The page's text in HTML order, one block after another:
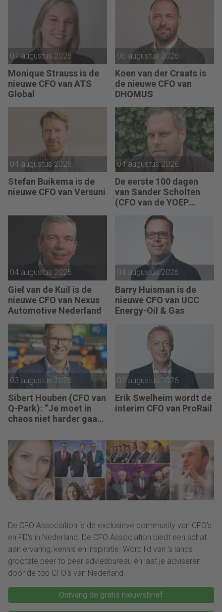
07 augustus 2026
Monique Strauss is de
nieuwe CFO van ATS
Global
06 augustus 2026
Koen van der Craats is
de nieuwe CFO van
DHOMUS
04 augustus 2026
Stefan Buikema is de
nieuwe CFO van Versuni
04 augustus 2026
De eerste 100 dagen
van Sander Scholten
(CFO van de YOEP
sturing werkt pas echt
als mensen begrijpen
waarom keuzes nodig
04 augustus 2026
Giel van de Kuil is de
nieuwe CFO van Nexus
Automotive Nederland
04 augustus 2026
Barry Huisman is de
nieuwe CFO van UCC
Energy-Oil & Gas
03 augustus 2026
Sibert Houben (CFO van
Q-Park): “Je moet in
chaos niet harder gaan
naar de fundamenten.”
02 augustus 2026
Erik Swelheim wordt de
interim CFO van ProRail
De CFO Association is dé exclusieve community van CFO's
en FD's in Nederland. De CFO Association biedt een schat
aan ervaring, kennis en inspiratie. Word lid van ‘s lands
grootste peer to peer adviesbureau en laat je adviseren
door de top CFO's van Nederland.
Ontvang de gratis nieuwsbrief